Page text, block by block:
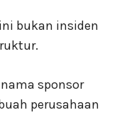
bukan insiden
sponsor
perusahaan